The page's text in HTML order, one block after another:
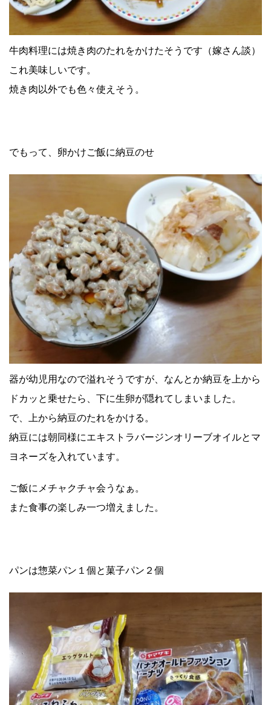
牛肉料理には焼き肉のたれをかけたそうです（嫁さん談）
これ美味しいです。
焼き肉以外でも色々使えそう。
でもって、卵かけご飯に納豆のせ
器が幼児用なので溢れそうですが、なんとか納豆を上から
ドカッと乗せたら、下に生卵が隠れてしまいました。
で、上から納豆のたれをかける。
納豆には朝同様にエキストラバージンオリーブオイルとマ
ヨネーズを入れています。
ご飯にメチャクチャ会うなぁ。
また食事の楽しみ一つ増えました。
パンは惣菜パン１個と菓子パン２個